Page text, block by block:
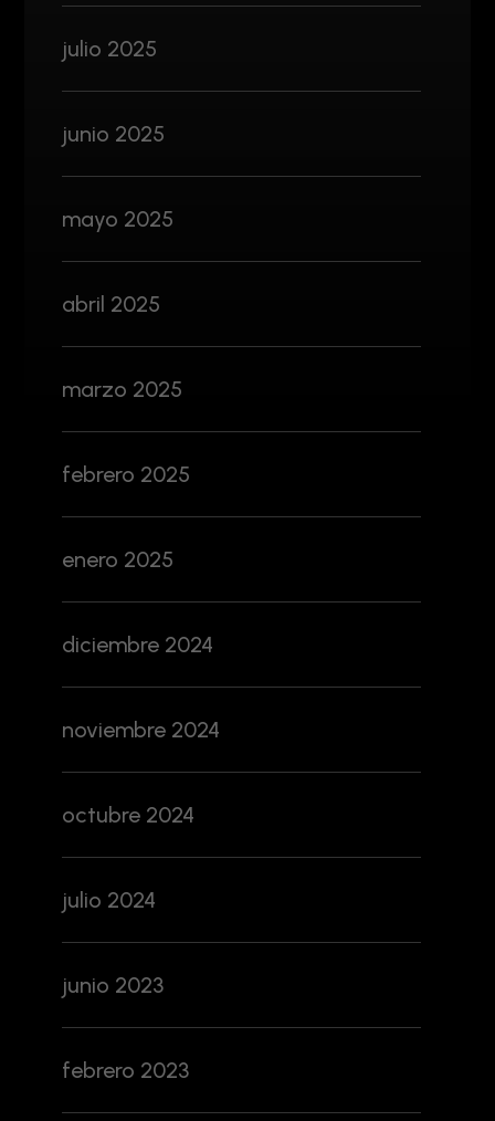
julio 2025
junio 2025
mayo 2025
abril 2025
marzo 2025
febrero 2025
enero 2025
diciembre 2024
noviembre 2024
octubre 2024
julio 2024
junio 2023
febrero 2023